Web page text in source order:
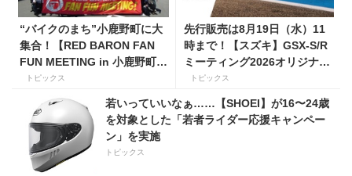
“バイクのまち”小鹿野町に大
集合！【RED BARON FAN
FUN MEETING in 小鹿野町
秩父ミューズパーク】
トピックス
先行販売は8月19日（水）11
時まで！【スズキ】GSX-S/R
ミーティング2026オリジナル
グッズを手に入れよう！
トピックス
若いっていいなぁ……【SHOEI】が16〜24歳
を対象とした「若者ライダー応援キャンペー
ン」を実施
トピックス